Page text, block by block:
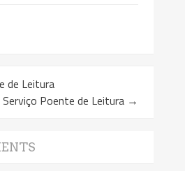
de Leitura
Serviço Poente de Leitura →